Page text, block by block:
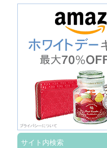
サイト内検索